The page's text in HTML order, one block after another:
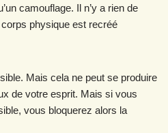
camouflage. Il n’y a rien de
physique est recréé
Mais cela ne peut se produire
de votre esprit. Mais si vous
vous bloquerez alors la